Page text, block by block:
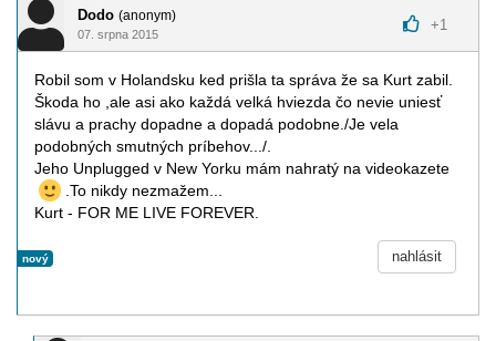
Dodo (anonym)
07. srpna 2015
+1
Robil som v Holandsku ked prišla ta správa že sa Kurt zabil.
Škoda ho ,ale asi ako každá velká hviezda čo nevie uniesť
slávu a prachy dopadne a dopadá podobne./Je vela
podobných smutných príbehov.../.
Jeho Unplugged v New Yorku mám nahratý na videokazete
.To nikdy nezmažem...
Kurt - FOR ME LIVE FOREVER.
nový nahlásit